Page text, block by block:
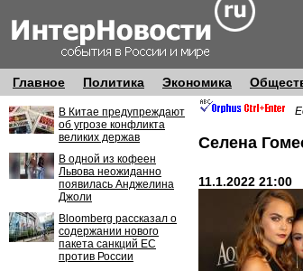
Главное Политика Экономика
В Китае предупреждают
об угрозе конфликта
великих держав
В одной из кофеен
Львова неожиданно
появилась Анджелина
Джоли
Bloomberg рассказал о
содержании нового
пакета санкций ЕС
против России
Селена
11.1.2022 21:00